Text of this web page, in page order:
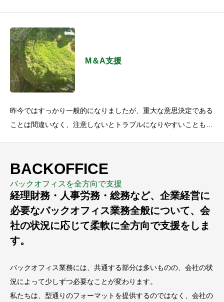
M＆A支援
昨今ではすっかり一般的になりましたが、重大な意思決定である
ことは間違いなく、注意しないとトラブルになりやすいことも事
BACKOFFICE
バックオフィスを全方向で支援
経理財務・人事労務・総務など、企業経営に
必要なバックオフィス業務全般について、会
社の状況に応じて柔軟に全方向で支援をしま
す。
バックオフィス業務には、共通する部分は多いものの、会社の状
況によって少しずつ必要なことが変わります。
私たちは、型通りのフォーマットを提供するのではなく、会社の